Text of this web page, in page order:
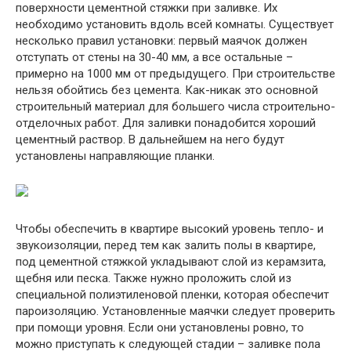
поверхности цементной стяжки при заливке. Их
необходимо установить вдоль всей комнаты. Существует
несколько правил установки: первый маячок должен
отступать от стены на 30-40 мм, а все остальные –
примерно на 1000 мм от предыдущего. При строительстве
нельзя обойтись без цемента. Как-никак это основной
строительный материал для большего числа строительно-
отделочных работ. Для заливки понадобится хороший
цементный раствор. В дальнейшем на него будут
установлены направляющие планки.
Чтобы обеспечить в квартире высокий уровень тепло- и
звукоизоляции, перед тем как залить полы в квартире,
под цементной стяжкой укладывают слой из керамзита,
щебня или песка. Также нужно проложить слой из
специальной полиэтиленовой пленки, которая обеспечит
пароизоляцию. Установленные маячки следует проверить
при помощи уровня. Если они установлены ровно, то
можно приступать к следующей стадии – заливке пола